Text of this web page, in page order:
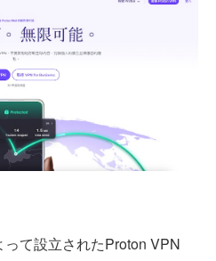
て設立されたProton VPN